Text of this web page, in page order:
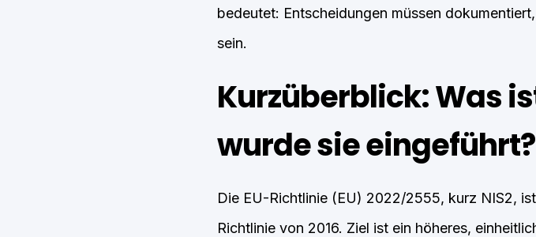
bedeutet: Entscheidungen müssen
sein.
Kurzüberblick: Was
wurde sie eingeführt?
Die EU-Richtlinie (EU) 2022/2555, kurz NIS2,
Richtlinie von 2016. Ziel ist ein höheres,